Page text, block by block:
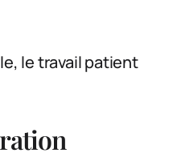
le travail patient